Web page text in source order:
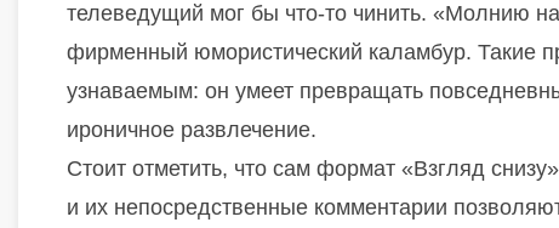
телеведущий мог бы что-то чинить. «Молнию
фирменный юмористический каламбур. Такие
узнаваемым: он умеет превращать
ироничное развлечение.
Стоит отметить, что сам формат «Взгляд
и их непосредственные комментарии